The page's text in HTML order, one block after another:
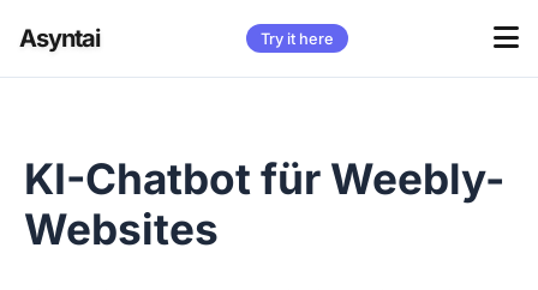
Asyntai Try it here
KI-Chatbot für Weebly-
Websites